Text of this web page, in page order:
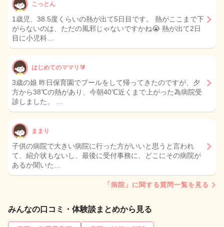
こっとん
1歳児、38.5度くらいの熱が出て5日目です。 熱がここまで下
がらないのは、ただの風邪じゃないですかね😭 熱が出て2日
目に小児科…
はじめてのママリ🔰
3歳の娘 昨日保育園でプールをして帰ってきたのですが、夕
方から38℃の熱があり、今朝40℃近くまで上がった為病院受
診しました。 …
ままり
子供の病院で大きい病院に行った方がいいと思うと言われ
て、紹介状もないし、最後に受付事務に、どこにその病院が
あるか聞いた…
「病院」に関する質問一覧を見る
みんなの口コミ・体験談まとめから見る